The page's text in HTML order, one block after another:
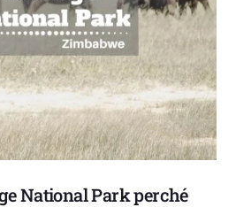
National Park perché